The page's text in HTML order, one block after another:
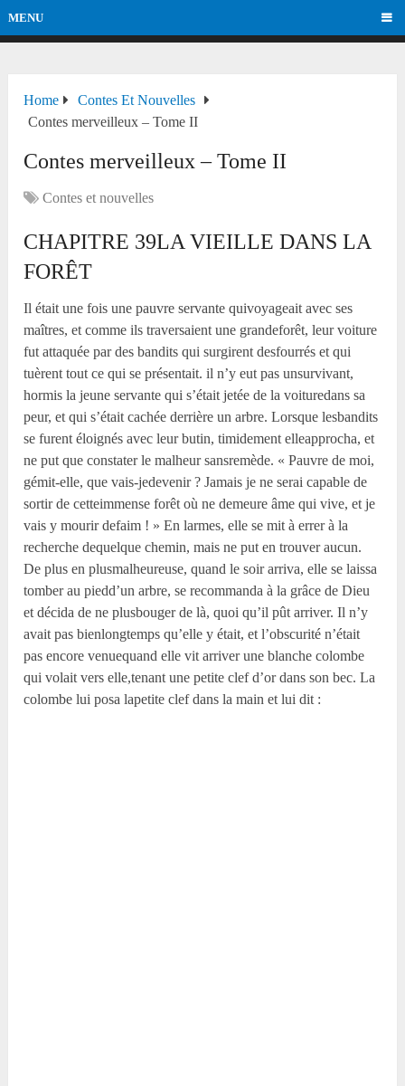
MENU
Home
Contes Et Nouvelles
Contes merveilleux – Tome II
Contes merveilleux – Tome II
Contes et nouvelles
CHAPITRE 39LA VIEILLE DANS LA
FORÊT
Il était une fois une pauvre servante quivoyageait avec ses
maîtres, et comme ils traversaient une grandeforêt, leur voiture
fut attaquée par des bandits qui surgirent desfourrés et qui
tuèrent tout ce qui se présentait. il n’y eut pas unsurvivant,
hormis la jeune servante qui s’était jetée de la voituredans sa
peur, et qui s’était cachée derrière un arbre. Lorsque lesbandits
se furent éloignés avec leur butin, timidement elleapprocha, et
ne put que constater le malheur sansremède. « Pauvre de moi,
gémit-elle, que vais-jedevenir ? Jamais je ne serai capable de
sortir de cetteimmense forêt où ne demeure âme qui vive, et je
vais y mourir defaim ! » En larmes, elle se mit à errer à la
recherche dequelque chemin, mais ne put en trouver aucun.
De plus en plusmalheureuse, quand le soir arriva, elle se laissa
tomber au piedd’un arbre, se recommanda à la grâce de Dieu
et décida de ne plusbouger de là, quoi qu’il pût arriver. Il n’y
avait pas bienlongtemps qu’elle y était, et l’obscurité n’était
pas encore venuequand elle vit arriver une blanche colombe
qui volait vers elle,tenant une petite clef d’or dans son bec. La
colombe lui posa lapetite clef dans la main et lui dit :